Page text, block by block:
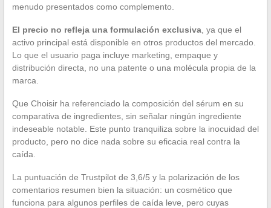
menudo presentados como complemento.
El precio no refleja una formulación exclusiva, ya que el
activo principal está disponible en otros productos del mercado.
Lo que el usuario paga incluye marketing, empaque y
distribución directa, no una patente o una molécula propia de la
marca.
Que Choisir ha referenciado la composición del sérum en su
comparativa de ingredientes, sin señalar ningún ingrediente
indeseable notable. Este punto tranquiliza sobre la inocuidad del
producto, pero no dice nada sobre su eficacia real contra la
caída.
La puntuación de Trustpilot de 3,6/5 y la polarización de los
comentarios resumen bien la situación: un cosmético que
funciona para algunos perfiles de caída leve, pero cuyas